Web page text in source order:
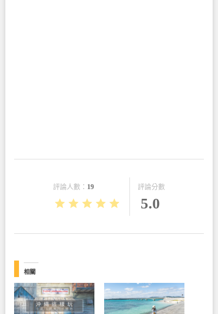
評論人數： 19 評論分數
5.0
相關